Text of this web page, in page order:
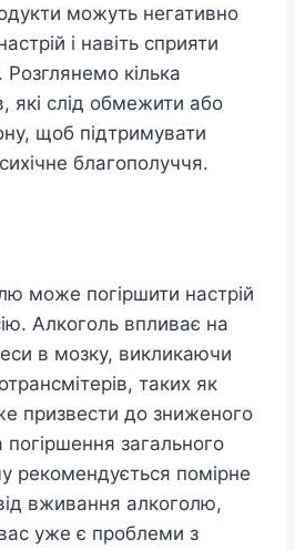
можуть негативно
і навіть сприяти
Розглянемо кілька
які слід обмежити або
щоб підтримувати
благополуччя.
може погіршити настрій
Алкоголь впливає на
в мозку, викликаючи
таких як
призвести до зниженого
погіршення загального
рекомендується помірне
вживання алкоголю,
уже є проблеми з